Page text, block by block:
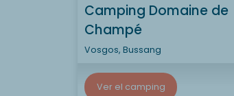
Camping Domaine de
Champé
Vosgos, Bussang
Ver el camping